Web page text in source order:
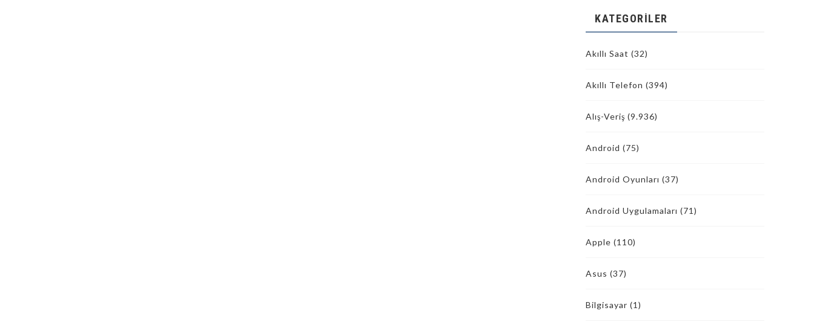
KATEGORILER
Akıllı Saat (32)
Akıllı Telefon (394)
Alış-Veriş (9.936)
Android (75)
Android Oyunları (37)
Android Uygulamaları (71)
Apple (110)
Asus (37)
Bilgisayar (1)